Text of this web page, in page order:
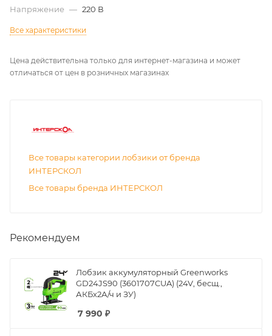
Напряжение — 220 В
Все характеристики
Цена действительна только для интернет-магазина и может
отличаться от цен в розничных магазинах
Все товары категории лобзики от бренда
ИНТЕРСКОЛ
Все товары бренда ИНТЕРСКОЛ
Рекомендуем
Лобзик аккумуляторный Greenworks
GD24JS90 (3601707CUA) (24V, бесщ.,
АКБx2А/ч и ЗУ)
7 990 ₽